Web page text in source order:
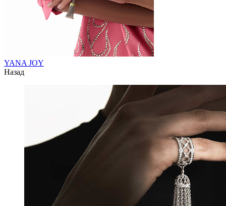
YANA JOY
Назад